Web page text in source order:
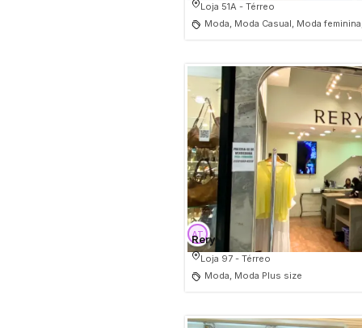
Loja 51A - Térreo
Moda, Moda Casual, Moda
Rery
Loja 97 - Térreo
Moda, Moda Plus size